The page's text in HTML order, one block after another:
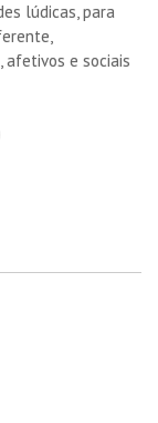
lúdicas, para
afetivos e sociais